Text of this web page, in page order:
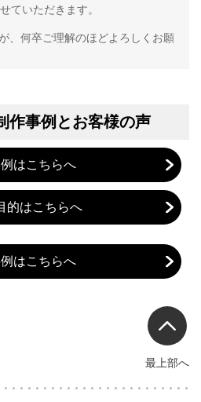
ていただきます。
、何卒ご理解のほどよろしくお願
作事例とお客様の声
はこちらへ
的はこちらへ
はこちらへ
最上部へ